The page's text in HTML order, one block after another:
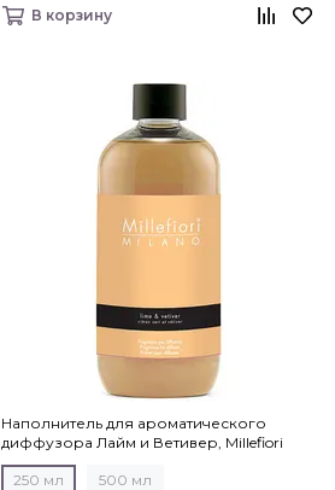
В корзину
Наполнитель для ароматического
диффузора Лайм и Ветивер, Millefiori
Milano
250 мл
500 мл